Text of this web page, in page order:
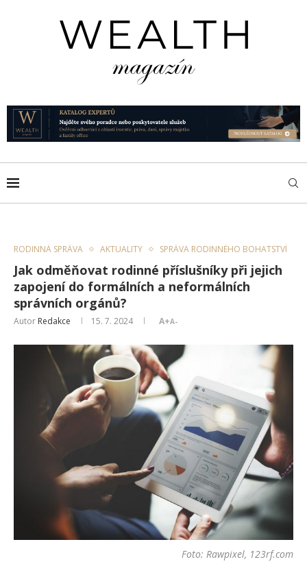
RODINNÁ SPRÁVA AKTUALITY SPRÁVA RODINNÉHO BOHATSTVÍ
Jak odměňovat rodinné příslušníky při jejich
zapojení do formálních a neformálních
správních orgánů?
Autor Redakce 15. 7. 2024 A+A-
Foto: Rawpixel, 123rf.com